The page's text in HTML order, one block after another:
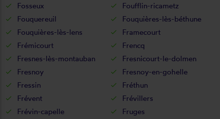
Fosseux
Foufflin-ricametz
Fouquereuil
Fouquières-lès-béthune
Fouquières-lès-lens
Framecourt
Frémicourt
Frencq
Fresnes-lès-montauban
Fresnicourt-le-dolmen
Fresnoy
Fresnoy-en-gohelle
Fressin
Fréthun
Frévent
Frévillers
Frévin-capelle
Fruges